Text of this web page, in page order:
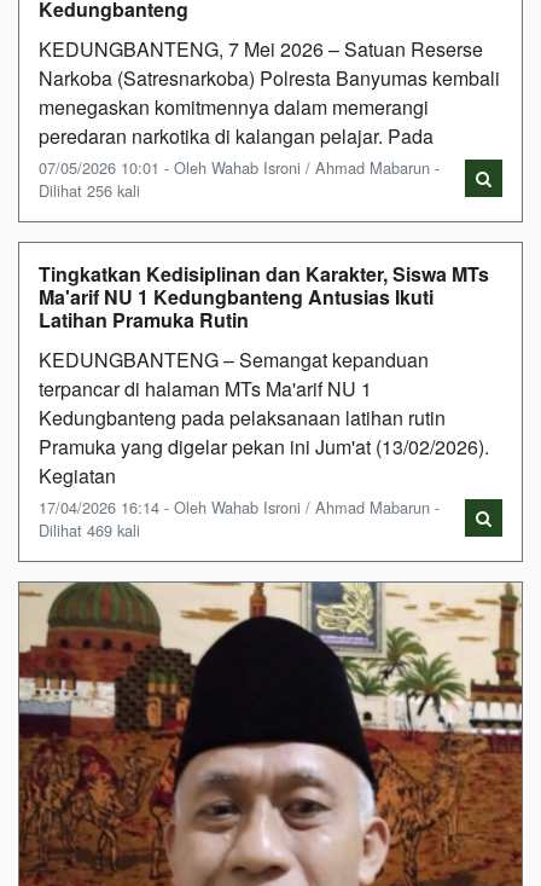
Kedungbanteng
KEDUNGBANTENG, 7 Mei 2026 – Satuan Reserse
Narkoba (Satresnarkoba) Polresta Banyumas kembali
menegaskan komitmennya dalam memerangi
peredaran narkotika di kalangan pelajar. Pada
07/05/2026 10:01 - Oleh Wahab Isroni / Ahmad Mabarun -
Dilihat 256 kali
Tingkatkan Kedisiplinan dan Karakter, Siswa MTs
Ma'arif NU 1 Kedungbanteng Antusias Ikuti
Latihan Pramuka Rutin
KEDUNGBANTENG – Semangat kepanduan
terpancar di halaman MTs Ma'arif NU 1
Kedungbanteng pada pelaksanaan latihan rutin
Pramuka yang digelar pekan ini Jum'at (13/02/2026).
Kegiatan
17/04/2026 16:14 - Oleh Wahab Isroni / Ahmad Mabarun -
Dilihat 469 kali